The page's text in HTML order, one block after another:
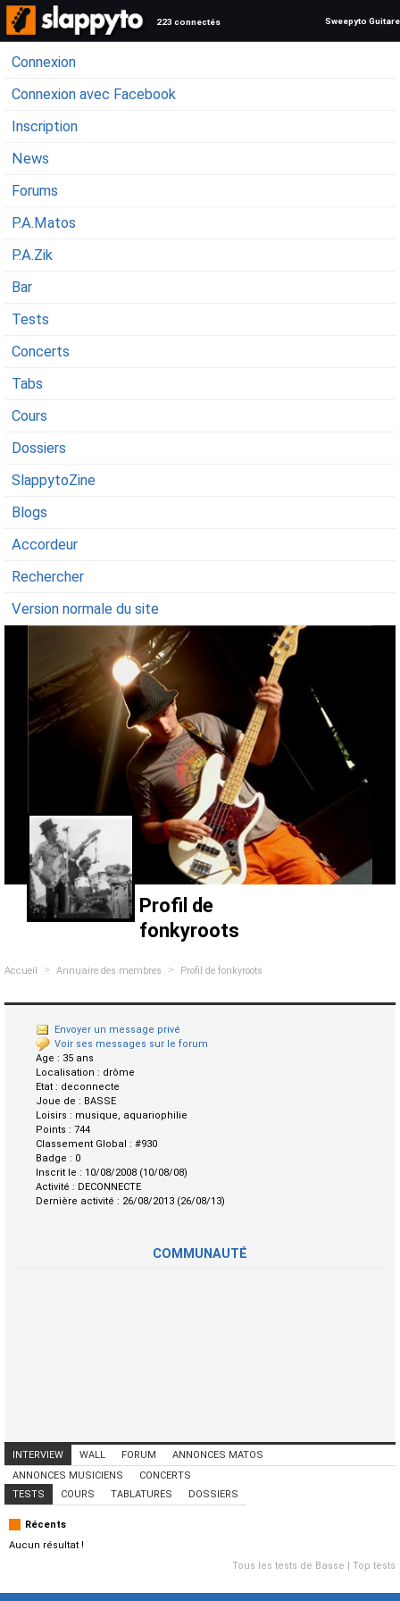
223 connectés Sweepyto Guitare
Connexion
Connexion avec Facebook
Inscription
News
Forums
P.A.Matos
P.A.Zik
Bar
Tests
Concerts
Tabs
Cours
Dossiers
SlappytoZine
Blogs
Accordeur
Rechercher
Version normale du site
Profil de
fonkyroots
Accueil > Annuaire des membres > Profil de fonkyroots
Envoyer un message privé
Voir ses messages sur le forum
Age : 35 ans
Localisation : drôme
Etat : deconnecte
Joue de : BASSE
Loisirs : musique, aquariophilie
Points : 744
Classement Global : #930
Badge : 0
Inscrit le : 10/08/2008 (10/08/08)
Activité : DECONNECTE
Dernière activité : 26/08/2013 (26/08/13)
COMMUNAUTÉ
INTERVIEW WALL FORUM
ANNONCES MATOS
ANNONCES MUSICIENS
CONCERTS
TESTS
COURS TABLATURES DOSSIERS
Récents
Aucun résultat !
Tous les tests de Basse
Top tests